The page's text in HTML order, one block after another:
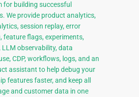
for building successful
We provide product analytics,
session replay, error
feature flags, experiments,
LLM observability, data
CDP, workflows, logs, and an
assistant to help debug your
features faster, and keep all
and customer data in one